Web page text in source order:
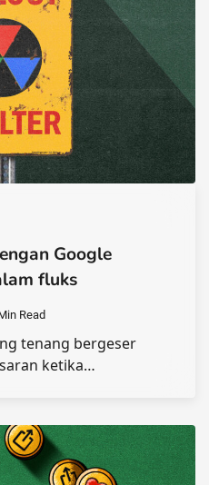
Google
fluks
Read
tenang bergeser
ketika…